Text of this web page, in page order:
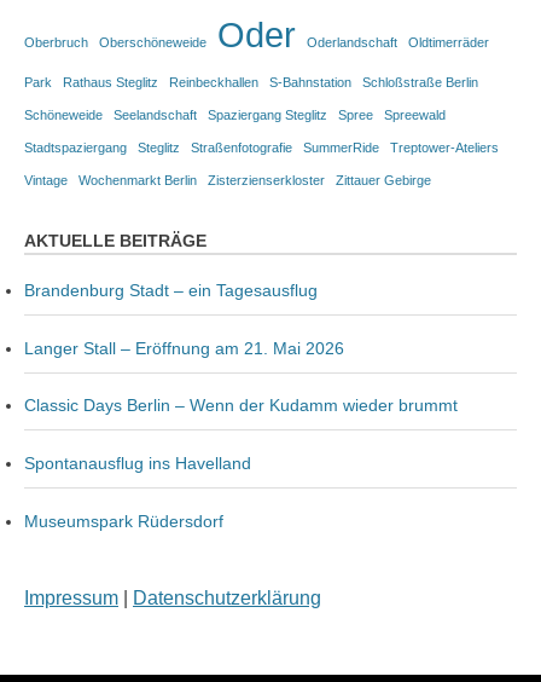
Oberbruch Oberschöneweide Oder Oderlandschaft Oldtimerräder
Park Rathaus Steglitz Reinbeckhallen S-Bahnstation Schloßstraße Berlin
Schöneweide Seelandschaft Spaziergang Steglitz Spree Spreewald
Stadtspaziergang Steglitz Straßenfotografie SummerRide Treptower-Ateliers
Vintage Wochenmarkt Berlin Zisterzienserkloster Zittauer Gebirge
AKTUELLE BEITRÄGE
Brandenburg Stadt – ein Tagesausflug
Langer Stall – Eröffnung am 21. Mai 2026
Classic Days Berlin – Wenn der Kudamm wieder brummt
Spontanausflug ins Havelland
Museumspark Rüdersdorf
Impressum Datenschutzerklärung